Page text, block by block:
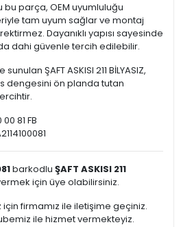
bu parça, OEM uyumluluğu
tam uyum sağlar ve montaj
Dayanıklı yapısı sayesinde
dahi güvenle tercih edilebilir.
ŞAFT ASKISI 211 BİLYASIZ,
dengesini ön planda tutan
00 81 FB
barkodlu ŞAFT ASKISI 211
için üye olabilirsiniz.
firmamız ile iletişime geçiniz.
ile hizmet vermekteyiz.